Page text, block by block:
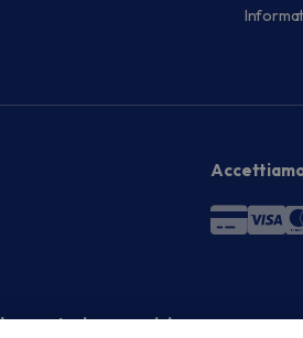
operatori economici